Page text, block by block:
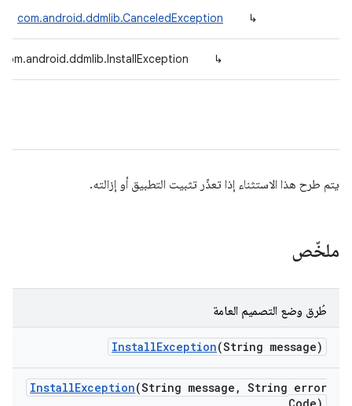
↳
com.android.ddmlib.CanceledException
↳
com.android.ddmlib.InstallException
يتم طرح هذا الاستثناء إذا تعذّر تثبيت التطبيق أو إزالته.
ملخّص
طُرق وضع التصميم العامة
InstallException(String message)
InstallException(String message , String error